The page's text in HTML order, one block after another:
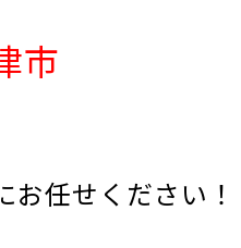
市
任せください！